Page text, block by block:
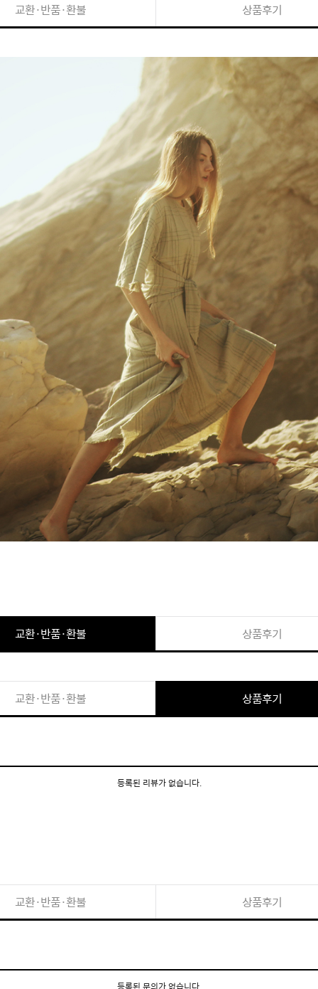
교환·반품·환불 상품후기
교환·반품·환불 상품후기
교환·반품·환불 상품후기
등록된 리뷰가 없습니다.
교환·반품·환불 상품후기
등록된 문의가 없습니다.